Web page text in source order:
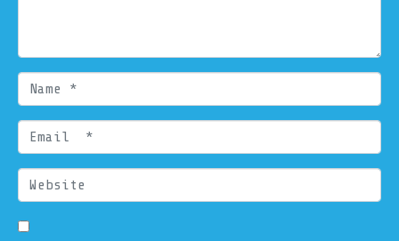
a
m
e
*
m
a
i
l
e
b